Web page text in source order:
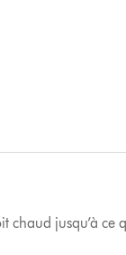
chaud jusqu’à ce